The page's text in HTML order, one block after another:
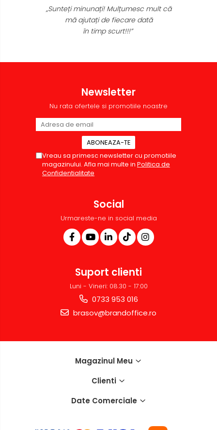
Casti de protectie
Ochelari de protectie si viziere
Accesorii pentru protectia
Sosete de lucru
Articole de unica folosinta
Copii - tricouri si hanorace
Sisteme de afisare
Ecrane de proiectie
Table magnetice (whiteboard-
Electronice si accesorii tech
Cabluri si conectivitate
Incarcatoare cu fir si auto
„Sunteți minunați! Mulțumesc mult că
mă ajutați de fiecare dată
în timp scurt!!!”
Newsletter
Nu rata ofertele si promotiile noastre
Vreau sa primesc newsletter cu promotiile
magazinului. Afla mai multe in Politica de
Confidentialitate
Social
Urmareste-ne in social media
Suport clienti
Luni - Vineri: 08.30 - 17:00
0733 953 016
brasov@brandoffice.ro
Magazinul Meu
Clienti
Date Comerciale